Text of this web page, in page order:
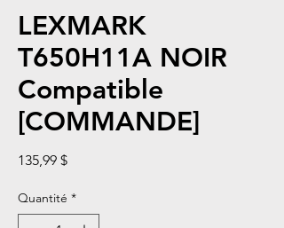
LEXMARK
T650H11A NOIR
Compatible
[COMMANDE]
135,99 $Prix
Quantité *